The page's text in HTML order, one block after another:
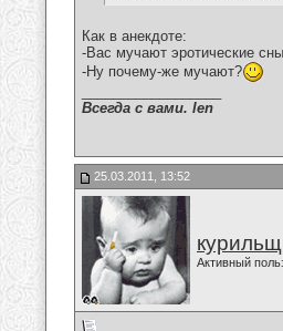
Как в анекдоте:
-Вас мучают эротические
-Ну почему-же мучают?
Всегда с вами. len
25.03.2011, 13:52
Активный